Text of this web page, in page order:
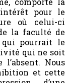
pour le
où celui-ci
la faculté de
qui pourrait le
qui ne soit
Nous
et cette